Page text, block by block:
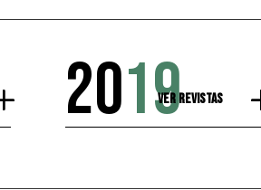
2019Ver Revistas